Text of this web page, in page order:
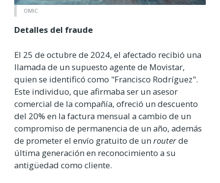
OMIC
Detalles del fraude
El 25 de octubre de 2024, el afectado recibió una
llamada de un supuesto agente de Movistar,
quien se identificó como "Francisco Rodríguez".
Este individuo, que afirmaba ser un asesor
comercial de la compañía, ofreció un descuento
del 20% en la factura mensual a cambio de un
compromiso de permanencia de un año, además
de prometer el envío gratuito de unrouterde
última generación en reconocimiento a su
antigüedad como cliente.